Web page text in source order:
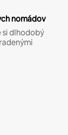
nomádov
si dlhodobý